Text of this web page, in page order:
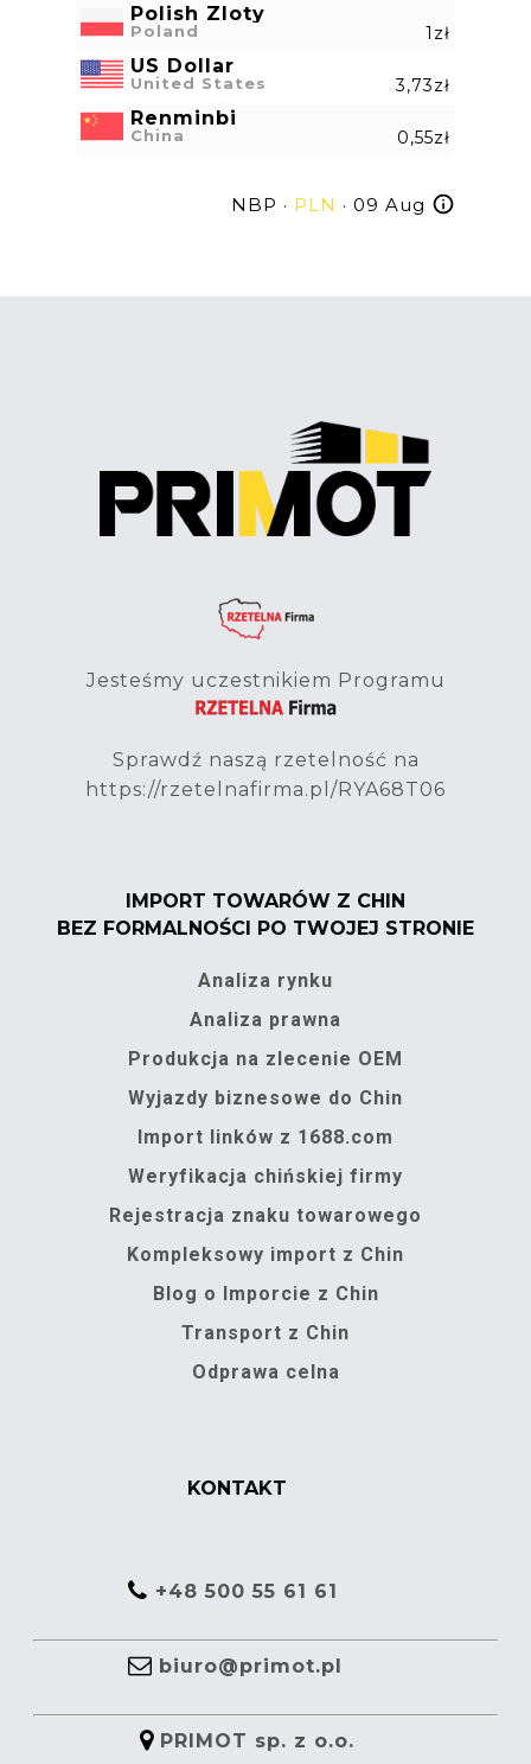
Polish Zloty
Poland 1zł
US Dollar
United States 3,73zł
Renminbi
China 0,55zł
NBP · PLN · 09 Aug
Jesteśmy uczestnikiem Programu
Sprawdź naszą rzetelność na
https://rzetelnafirma.pl/RYA68T06
IMPORT TOWARÓW Z CHIN
BEZ FORMALNOŚCI PO TWOJEJ STRONIE
Analiza rynku
Analiza prawna
Produkcja na zlecenie OEM
Wyjazdy biznesowe do Chin
Import linków z 1688.com
Weryfikacja chińskiej firmy
Rejestracja znaku towarowego
Kompleksowy import z Chin
Blog o Imporcie z Chin
Transport z Chin
Odprawa celna
KONTAKT
+48 500 55 61 61
biuro@primot.pl
PRIMOT sp. z o.o.